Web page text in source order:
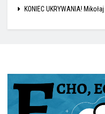
KONIEC UKRYWANIA!